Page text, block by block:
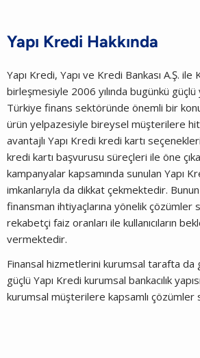
Yapı Kredi Hakkında
Yapı Kredi, Yapı ve Kredi Bankası A.Ş. ile
birleşmesiyle 2006 yılında bugünkü güçlü
Türkiye finans sektöründe önemli bir
ürün yelpazesiyle bireysel müşterilere
avantajlı Yapı Kredi kredi kartı
kredi kartı başvurusu süreçleri ile öne
kampanyalar kapsamında sunulan Yapı
imkanlarıyla da dikkat çekmektedir. Bunun
finansman ihtiyaçlarına yönelik çözümler
rekabetçi faiz oranları ile kullanıcıların
vermektedir.
Finansal hizmetlerini kurumsal tarafta da
güçlü Yapı Kredi kurumsal bankacılık
kurumsal müşterilere kapsamlı çözümler